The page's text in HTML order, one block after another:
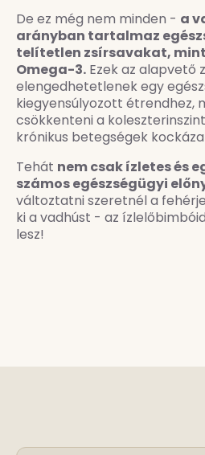
De ez még nem minden - a
arányban tartalmaz
telítetlen zsírsavakat,
Omega-3. Ezek az alapvető
elengedhetetlenek egy
kiegyensúlyozott étrendhez,
csökkenteni a
krónikus betegségek
Tehát nem csak ízletes és
számos egészségügyi
változtatni szeretnél a
ki a vadhúst - az
lesz!